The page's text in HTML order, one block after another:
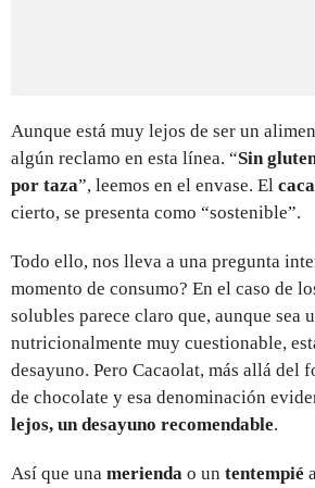
Aunque está muy lejos de ser un
algún reclamo en esta línea. “Sin
por taza”, leemos en el envase. El
cierto, se presenta como “sostenible”.
Todo ello, nos lleva a una pregunta
momento de consumo? En el caso de
solubles parece claro que, aunque sea
nutricionalmente muy cuestionable,
desayuno. Pero Cacaolat, más allá del
de chocolate y esa denominación
lejos, un desayuno recomendable.
Así que una merienda o un tentempié